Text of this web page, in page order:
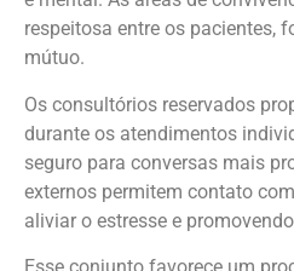
respeitosa entre os pacientes,
mútuo.
Os consultórios reservados
durante os atendimentos
seguro para conversas mais
externos permitem contato
aliviar o estresse e